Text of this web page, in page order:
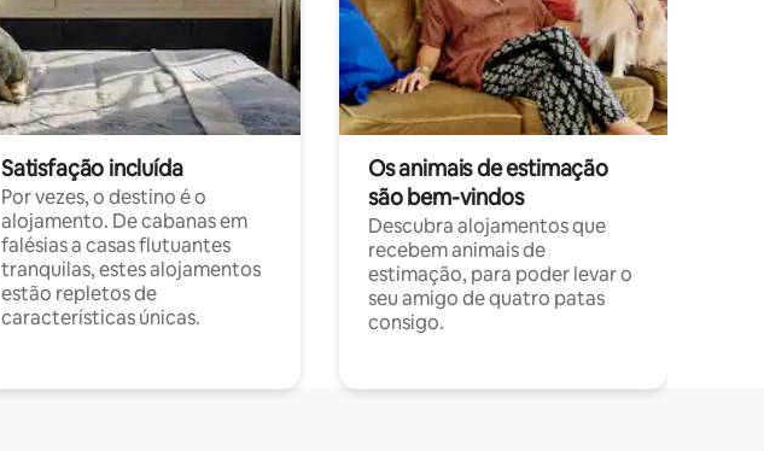
Satisfação incluída
Por vezes, o destino é o
alojamento. De cabanas em
falésias a casas flutuantes
tranquilas, estes alojamentos
estão repletos de
características únicas.
Os animais de estimação
são bem-vindos
Descubra alojamentos que
recebem animais de
estimação, para poder levar o
seu amigo de quatro patas
consigo.